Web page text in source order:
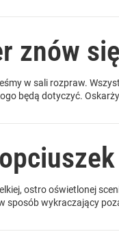
znów
w sali rozpraw.
będą dotyczyć.
ostro oświetlonej
sposób wykraczający